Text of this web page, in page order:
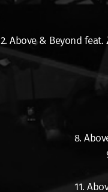
2. Above & Beyond
8.
11.